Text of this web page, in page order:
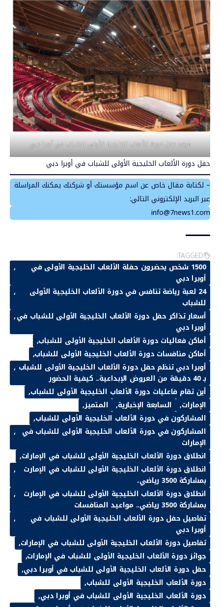
موعد حفل دورة الألعاب الخليجية الأولى للشباب في أوبرا دبي
حفل دورة الألعاب الخليجية الأولى للشباب فيأوبرا دبي
– لكتابة مقال خاص عن اسم مؤسستك أو شركتك يمكنك المراسلة
عبر البريد الإلكتروني التالي:
info@7news1.com
TAGGED:
1500 شخص يحضرون حفلة الألعاب الخليجية الأولى في
أوبرا دبي
24 لعبة رياضة تنافس في دورة الألعاب الخليجية الأولى
للشباب
أسعار تذاكر حفل دورة الألعاب الخليجية الأولى للشباب في
أوبرا دبي
أماكن فعاليات دورة الألعاب الخليجية الأولى للشباب
أماكن منافسات دورة الألعاب الخليجية الأولى للشباب
أوبرا دبي تنظم حفل دورة الألعاب الخليجية الأولى للشباب
بـ 40 دقيقة من العروض الإبداعية.. كيفية الحضور
أين تقام فاعليات دورة الألعاب الخليجية الأولى للشباب
الإمارات
السابعة الإخبارية
المتميز
المشاركون في دورة الألعاب الخليجية الأولى للشباب
المشاركون في دورة الألعاب الخليجية الأولى للشباب في
الإمارات
انطلاق دورة الألعاب الخليجية الأولى للشباب في الإمارات
انطلاق دورة الألعاب الخليجية الأولى للشباب في الإمارت
بمشاركة 3500 رياضي،
انطلاق دورة الألعاب الخليجية الأولى للشباب في الإمارت
بمشاركة 3500 رياضي.. مواعيد المنافسات
تفاصيل حفل دورة الألعاب الخليجية الأولى للشباب في
أوبرا دبي
تفاصيل دورة الألعاب الخليجية الأولى للشباب في الإمارات
جوائز دورة الألعاب الخليجية الأولى للشباب في الإمارات
حفل دورة الألعاب الخليجية الأولى للشباب في أوبرا دبي
دورة الألعاب الخليجية الأولى للشباب
دورة الألعاب الخليجية الأولى للشباب في أوبرا دبي